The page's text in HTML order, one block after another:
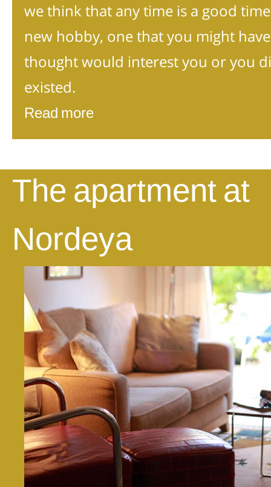
we think that any time is a good
new hobby, one that you might
thought would interest you or you
existed.
Read more
The apartment at
Nordeya